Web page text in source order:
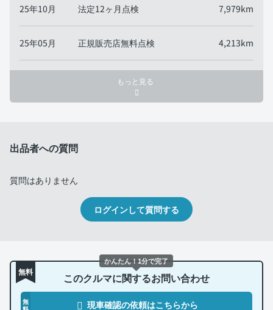
25年10月 法定12ヶ月点検 7,979km
25年05月 正規販売店無料点検 4,213km
もっと見る
出品者への質問
質問はありません
ログインして質問する
無料 このクルマに関するお問い合わせ
無
料
現車確認の依頼はこちらから
かんたん！1分で完了